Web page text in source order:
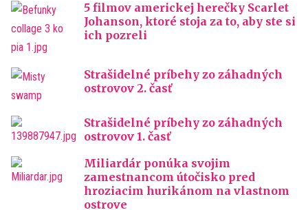
5 filmov americkej herečky Scarlet
Johanson, ktoré stoja za to, aby ste si
ich pozreli
Strašidelné príbehy zo záhadných
ostrovov 2. časť
Strašidelné príbehy zo záhadných
ostrovov 1. časť
Miliardár ponúka svojim
zamestnancom útočisko pred
hroziacim hurikánom na vlastnom
ostrove